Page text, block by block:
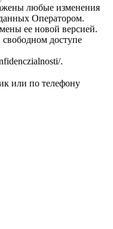
любые изменения
Оператором.
ее новой версией.
доступе
.
или по телефону